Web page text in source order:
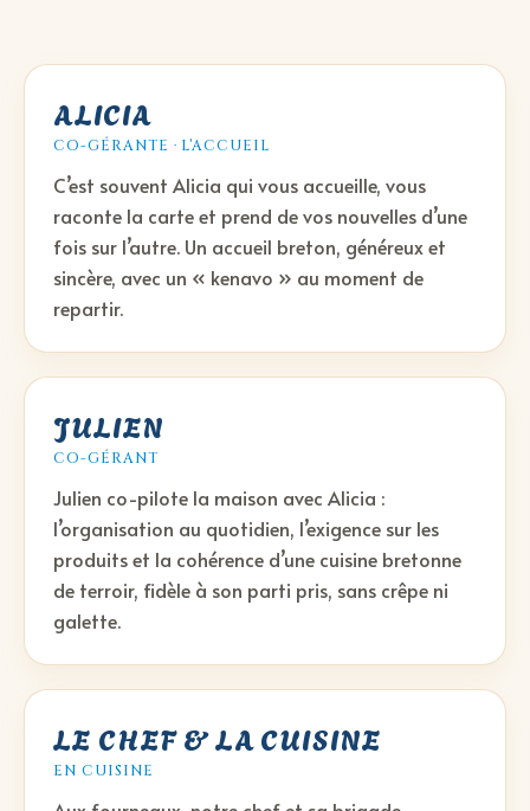
ALICIA
CO-GÉRANTE · L’ACCUEIL
C’est souvent Alicia qui vous accueille, vous
raconte la carte et prend de vos nouvelles d’une
fois sur l’autre. Un accueil breton, généreux et
sincère, avec un « kenavo » au moment de
repartir.
JULIEN
CO-GÉRANT
Julien co-pilote la maison avec Alicia :
l’organisation au quotidien, l’exigence sur les
produits et la cohérence d’une cuisine bretonne
de terroir, fidèle à son parti pris, sans crêpe ni
galette.
LE CHEF & LA CUISINE
EN CUISINE